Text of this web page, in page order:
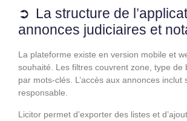
La structure de
annonces judiciaires et
La plateforme existe en version mobile et
souhaité. Les filtres couvrent zone, type
par mots-clés. L’accès aux annonces
responsable.
Licitor permet d’exporter des listes et